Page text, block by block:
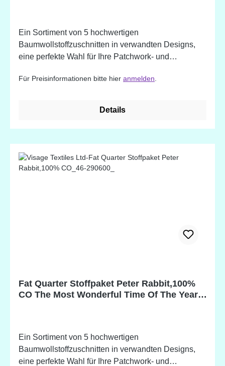
Ein Sortiment von 5 hochwertigen
Baumwollstoffzuschnitten in verwandten Designs,
eine perfekte Wahl für Ihre Patchwork- und
England
Für Preisinformationen bitte hier anmelden
Details
Fat Quarter Stoffpaket Peter Rabbit,100%
CO The Most Wonderful Time Of The Year,
Ein Sortiment von 5 hochwertigen
Baumwollstoffzuschnitten in verwandten Designs,
eine perfekte Wahl für Ihre Patchwork- und